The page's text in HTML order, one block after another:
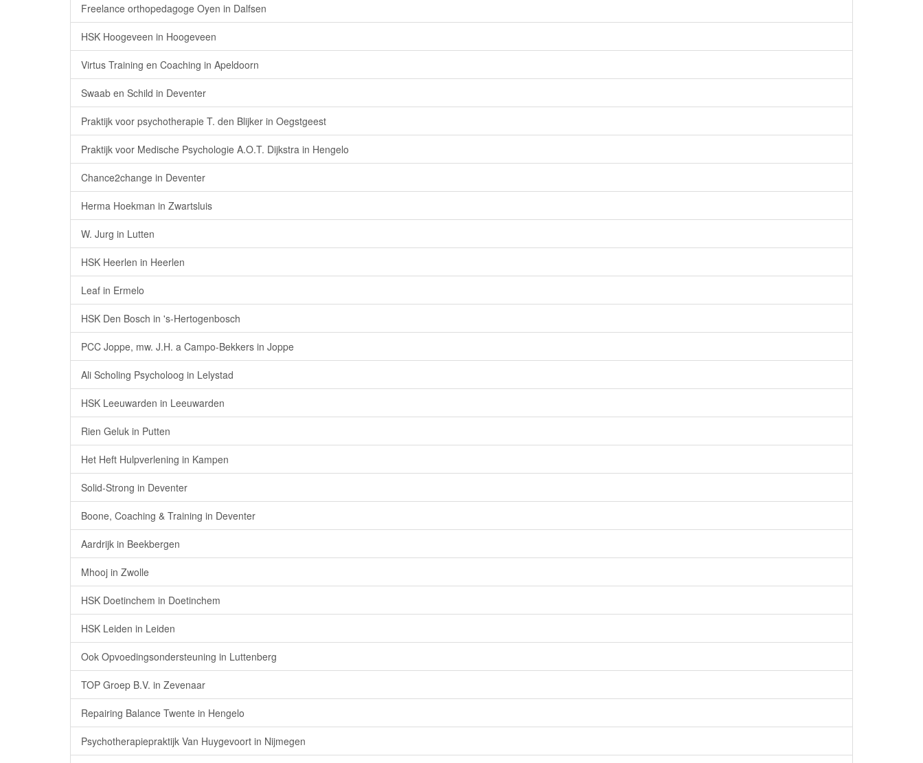
Freelance orthopedagoge Oyen in Dalfsen
HSK Hoogeveen in Hoogeveen
Virtus Training en Coaching in Apeldoorn
Swaab en Schild in Deventer
Praktijk voor psychotherapie T. den Blijker in Oegstgeest
Praktijk voor Medische Psychologie A.O.T. Dijkstra in Hengelo
Chance2change in Deventer
Herma Hoekman in Zwartsluis
W. Jurg in Lutten
HSK Heerlen in Heerlen
Leaf in Ermelo
HSK Den Bosch in 's-Hertogenbosch
PCC Joppe, mw. J.H. a Campo-Bekkers in Joppe
Ali Scholing Psycholoog in Lelystad
HSK Leeuwarden in Leeuwarden
Rien Geluk in Putten
Het Heft Hulpverlening in Kampen
Solid-Strong in Deventer
Boone, Coaching & Training in Deventer
Aardrijk in Beekbergen
Mhooj in Zwolle
HSK Doetinchem in Doetinchem
HSK Leiden in Leiden
Ook Opvoedingsondersteuning in Luttenberg
TOP Groep B.V. in Zevenaar
Repairing Balance Twente in Hengelo
Psychotherapiepraktijk Van Huygevoort in Nijmegen